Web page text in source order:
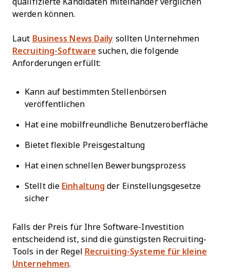
qualifizierte Kandidaten miteinander verglichen
werden können.
Laut Business News Daily sollten Unternehmen
Recruiting-Software suchen, die folgende
Anforderungen erfüllt:
Kann auf bestimmten Stellenbörsen
veröffentlichen
Hat eine mobilfreundliche Benutzeroberfläche
Bietet flexible Preisgestaltung
Hat einen schnellen Bewerbungsprozess
Stellt die Einhaltung der Einstellungsgesetze
sicher
Falls der Preis für Ihre Software-Investition
entscheidend ist, sind die günstigsten Recruiting-
Tools in der Regel
Recruiting-Systeme für kleine
Unternehmen.